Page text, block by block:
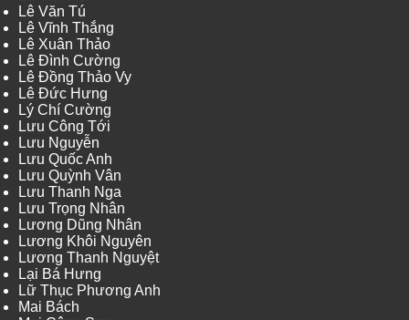
Lê Văn Tú
Lê Vĩnh Thắng
Lê Xuân Thảo
Lê Đình Cường
Lê Đồng Thảo Vy
Lê Đức Hưng
Lý Chí Cường
Lưu Công Tới
Lưu Nguyễn
Lưu Quốc Anh
Lưu Quỳnh Vân
Lưu Thanh Nga
Lưu Trọng Nhân
Lương Dũng Nhân
Lương Khôi Nguyên
Lương Thanh Nguyệt
Lại Bá Hưng
Lữ Thục Phương Anh
Mai Bách